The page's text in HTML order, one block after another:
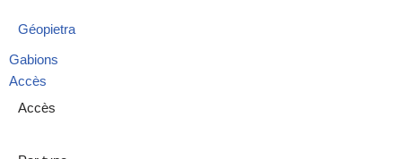
Géopietra
Gabions
Accès
Accès